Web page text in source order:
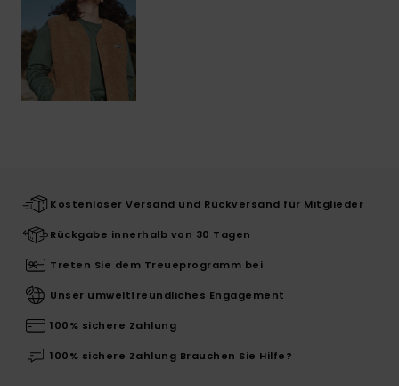
Kostenloser Versand und Rückversand für Mitglieder
Rückgabe innerhalb von 30 Tagen
Treten Sie dem Treueprogramm bei
Unser umweltfreundliches Engagement
100% sichere Zahlung
100% sichere Zahlung Brauchen Sie Hilfe?